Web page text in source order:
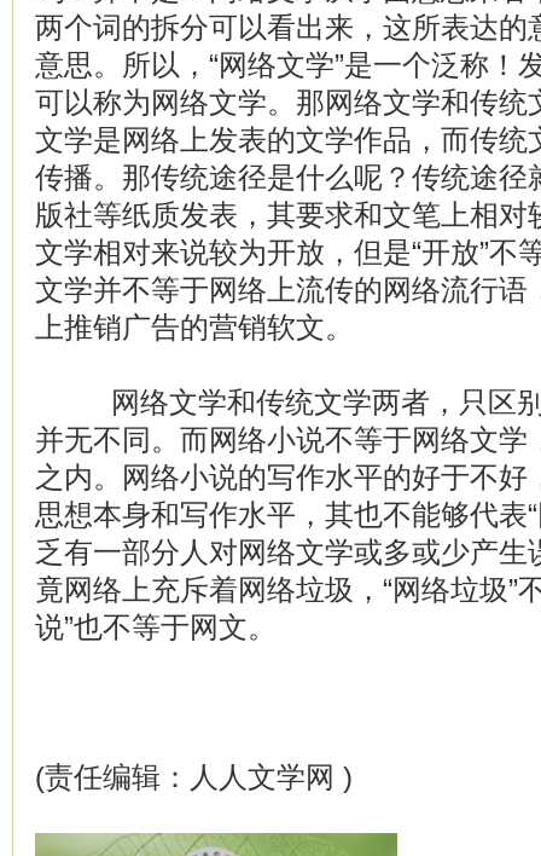
两个词的拆分可以看出来，这所表达的
意思。所以，“网络文学”是一个泛称！
可以称为网络文学。那网络文学和传统
文学是网络上发表的文学作品，而传统
传播。那传统途径是什么呢？传统途径
版社等纸质发表，其要求和文笔上相
文学相对来说较为开放，但是“开放”不
文学并不等于网络上流传的网络流行语
上推销广告的营销软文。
网络文学和传统文学两者，只区别
并无不同。而网络小说不等于网络文
之内。网络小说的写作水平的好于不
思想本身和写作水平，其也不能够代表
乏有一部分人对网络文学或多或少产
竟网络上充斥着网络垃圾，“网络垃圾”
说”也不等于网文。
(责任编辑：人人文学网 )